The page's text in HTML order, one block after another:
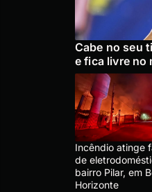
Cabe no seu
e fica livre no
Incêndio atinge
de
bairro Pilar, em
Horizonte